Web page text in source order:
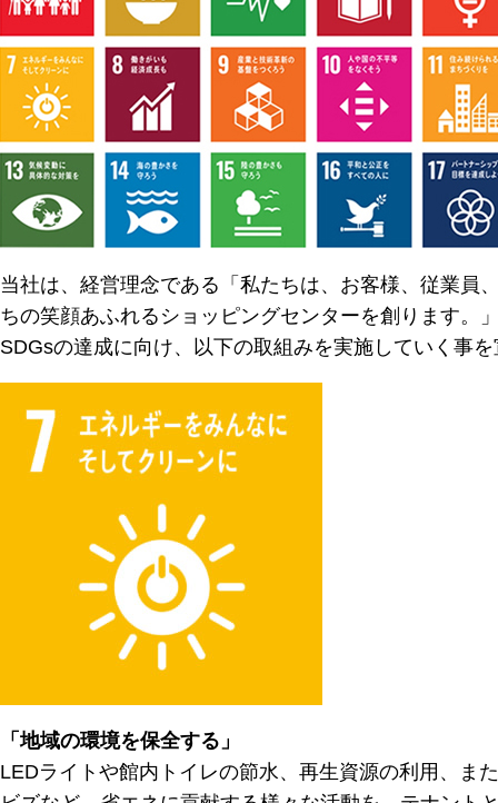
当社は、経営理念である「私たちは、お客様、従業員
ちの笑顔あふれるショッピングセンターを創ります。
SDGsの達成に向け、以下の取組みを実施していく事
「地域の環境を保全する」
LEDライトや館内トイレの節水、再生資源の利用、ま